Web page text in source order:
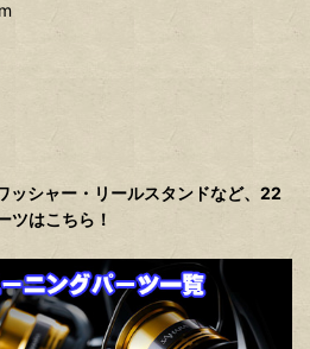
ッシャー・リールスタンドなど、22
ツはこちら！